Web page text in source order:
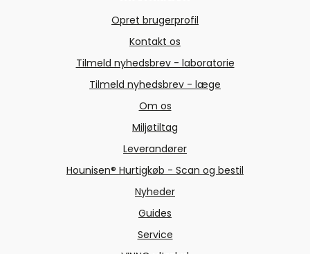
Opret brugerprofil
Kontakt os
Tilmeld nyhedsbrev - laboratorie
Tilmeld nyhedsbrev - læge
Om os
Miljøtiltag
Leverandører
Hounisen® Hurtigkøb - Scan og bestil
Nyheder
Guides
Service